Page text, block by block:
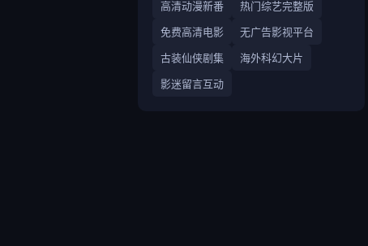
高清动漫新番
热门综艺完整版
免费高清电影
无广告影视平台
古装仙侠剧集
海外科幻大片
影迷留言互动